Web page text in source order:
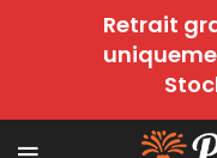
Retrait